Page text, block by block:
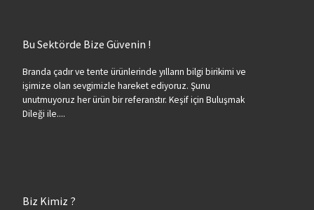
Bu Sektörde Bize Güvenin !
Branda çadır ve tente ürünlerinde yılların bilgi birikimi ve
işimize olan sevgimizle hareket ediyoruz. Şunu
unutmuyoruz her ürün bir referanstır. Keşif için Buluşmak
Dileği ile....
Biz Kimiz ?